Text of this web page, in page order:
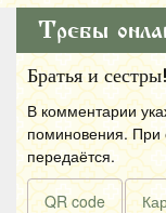
Требы
Братья и сестры!
В комментарии
поминовения. При
передаётся.
QR code